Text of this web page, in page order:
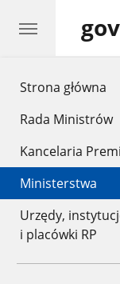
Strona główna
Rada Ministrów
Kancelaria
Ministerstwa
Urzędy,
i placówki RP